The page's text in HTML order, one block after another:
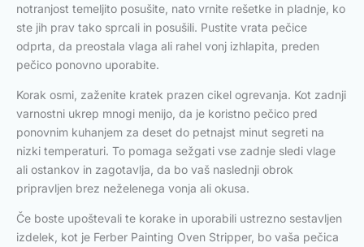
notranjost temeljito posušite, nato vrnite rešetke in pladnje, ko
ste jih prav tako sprcali in posušili. Pustite vrata pečice
odprta, da preostala vlaga ali rahel vonj izhlapita, preden
pečico ponovno uporabite.
Korak osmi, zaženite kratek prazen cikel ogrevanja. Kot zadnji
varnostni ukrep mnogi menijo, da je koristno pečico pred
ponovnim kuhanjem za deset do petnajst minut segreti na
nizki temperaturi. To pomaga sežgati vse zadnje sledi vlage
ali ostankov in zagotavlja, da bo vaš naslednji obrok
pripravljen brez neželenega vonja ali okusa.
Če boste upoštevali te korake in uporabili ustrezno sestavljen
izdelek, kot je Ferber Painting Oven Stripper, bo vaša pečica